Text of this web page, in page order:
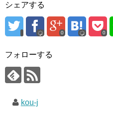
シェアする
0 0
フォローする
kou-j